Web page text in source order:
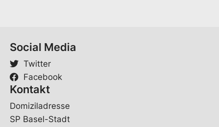
Social Media
Twitter
Facebook
Kontakt
Domiziladresse
SP Basel-Stadt